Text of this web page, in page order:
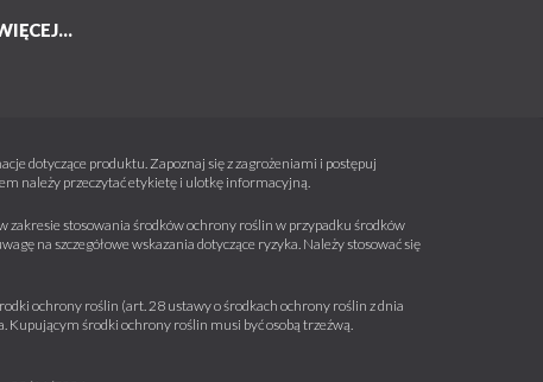
dotyczące produktu. Zapoznaj się z zagrożeniami i postępuj
należy przeczytać etykietę i ulotkę informacyjną.
zakresie stosowania środków ochrony roślin w przypadku środków
na szczegółowe wskazania dotyczące ryzyka. Należy stosować się
ochrony roślin (art. 28 ustawy o środkach ochrony roślin z dnia
Kupującym środki ochrony roślin musi być osobą trzeźwą.